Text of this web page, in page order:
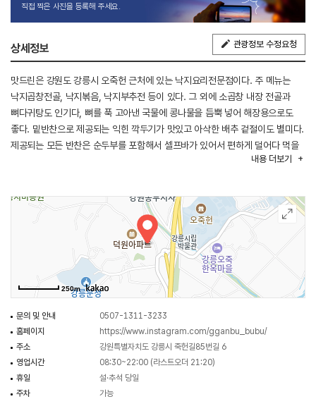
직접 찍은 사진을 등록해 주세요.
상세정보 관광정보 수정요청
맛드린은 강원도 강릉시 오죽헌 근처에 있는 낙지요리전문점이다. 주 메뉴는
낙지곱창전골, 낙지볶음, 낙지부추전 등이 있다. 그 외에 소곱창 내장 전골과
뼈다귀탕도 인기다, 뼈를 푹 고아낸 국물에 콩나물을 듬뿍 넣어 해장용으로도
좋다. 밑반찬으로 제공되는 익힌 깍두기가 맛있고 아삭한 배추 겉절이도 별미다.
제공되는 모든 반찬은 순두부를 포함해서 셀프바가 있어서 편하게 덜어다 먹을
수 있다. 강릉 현지인들의 추천 맛집으로 주차는 매장 앞에 널찍한 전용
내용 더보기
250m
문의 및 안내
0507-1311-3233
홈페이지
https://www.instagram.com/gganbu_bubu/
주소
강원특별자치도 강릉시 죽헌길85번길 6
영업시간
08:30~22:00 (라스트오더 21:20)
휴일
설·추석 당일
주차
가능